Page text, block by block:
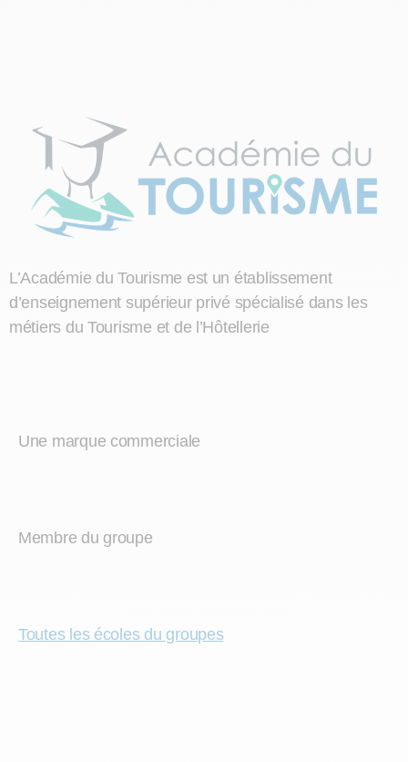
L’Académie du Tourisme est un établissement
d’enseignement supérieur privé spécialisé dans les
métiers du Tourisme et de l’Hôtellerie
Une marque commerciale
Membre du groupe
Toutes les écoles du groupes